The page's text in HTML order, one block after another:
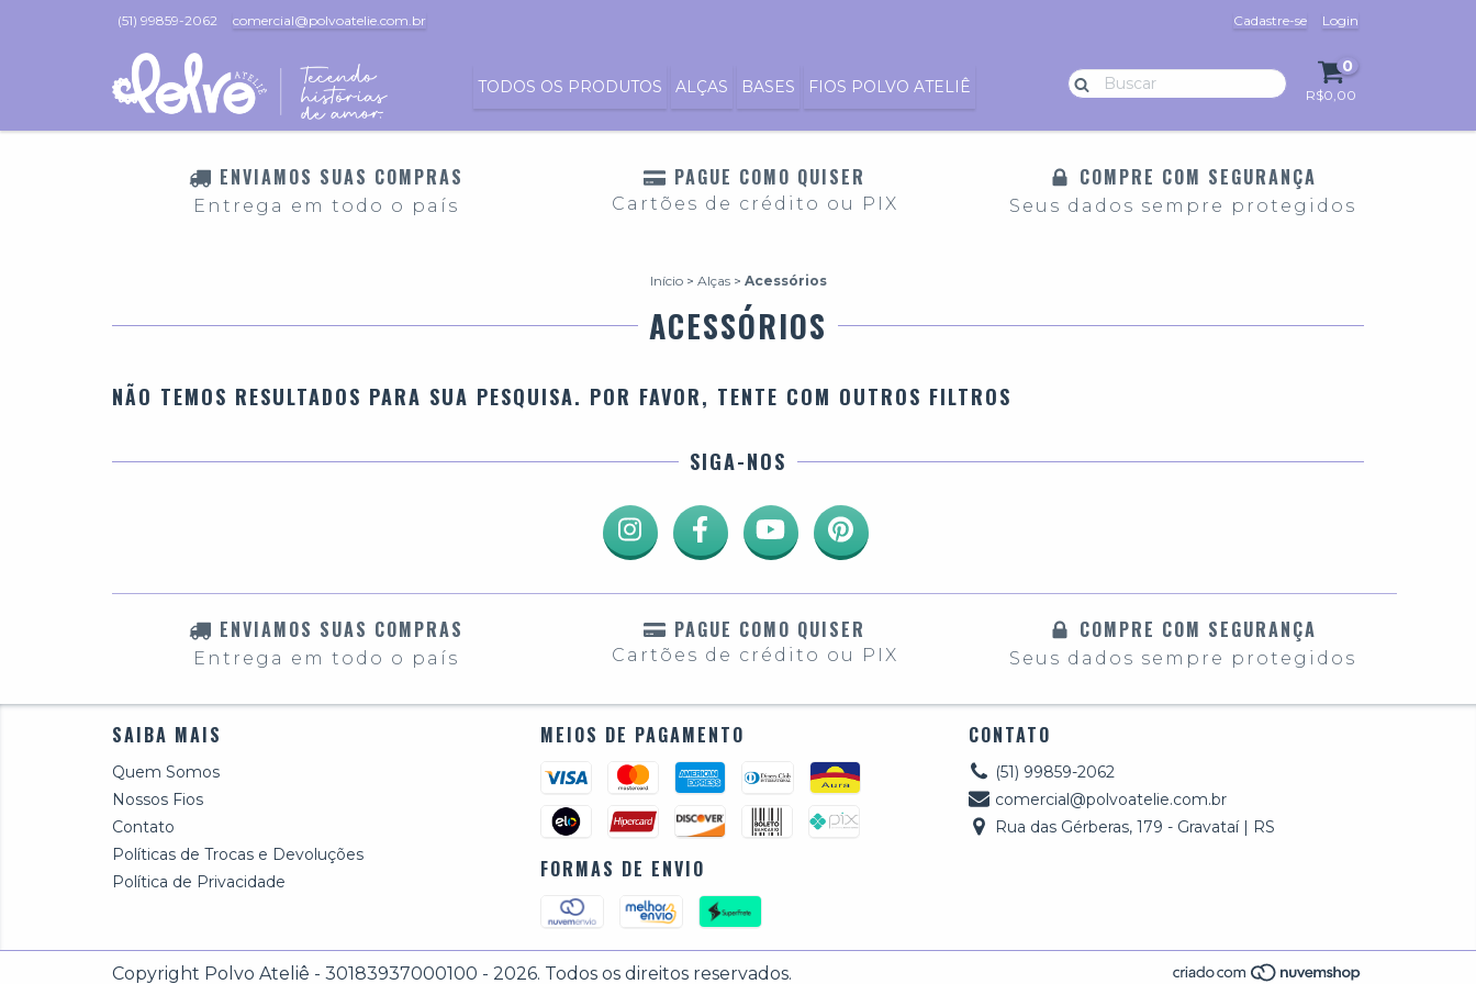
(51) 99859-2062 comercial@polvoatelie.com.br Cadastre-se Login
TODOS OS PRODUTOS ALÇAS BASES FIOS POLVO ATELIÊ
0
R$0,00
ENVIAMOS SUAS COMPRAS
Entrega em todo o país
PAGUE COMO QUISER
Cartões de crédito ou PIX
COMPRE COM SEGURANÇA
Seus dados sempre protegidos
Início > Alças > Acessórios
ACESSÓRIOS
NÃO TEMOS RESULTADOS PARA SUA PESQUISA. POR FAVOR, TENTE COM OUTROS FILTROS
SIGA-NOS
ENVIAMOS SUAS COMPRAS
Entrega em todo o país
PAGUE COMO QUISER
Cartões de crédito ou PIX
COMPRE COM SEGURANÇA
Seus dados sempre protegidos
SAIBA MAIS
Quem Somos
Nossos Fios
Contato
Políticas de Trocas e Devoluções
Política de Privacidade
MEIOS DE PAGAMENTO
FORMAS DE ENVIO
CONTATO
(51) 99859-2062
comercial@polvoatelie.com.br
Rua das Gérberas, 179 - Gravataí | RS
Copyright Polvo Ateliê - 30183937000100 - 2026. Todos os direitos reservados.